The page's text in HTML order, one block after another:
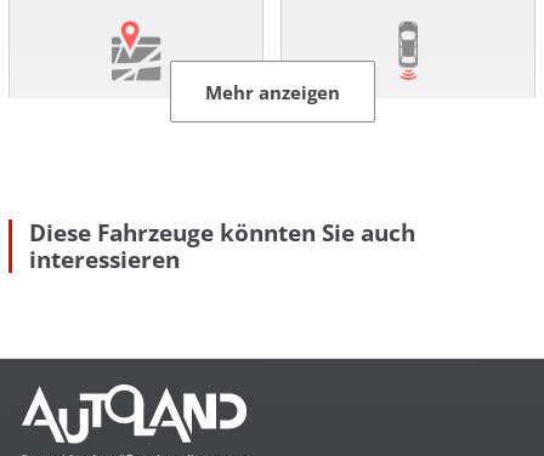
Mehr anzeigen
Komfort
Mehr anzeigen
Diese Fahrzeuge könnten Sie auch
interessieren